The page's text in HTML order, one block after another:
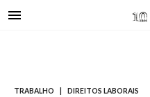
para
TRABALHO DIREITOS LABORAIS